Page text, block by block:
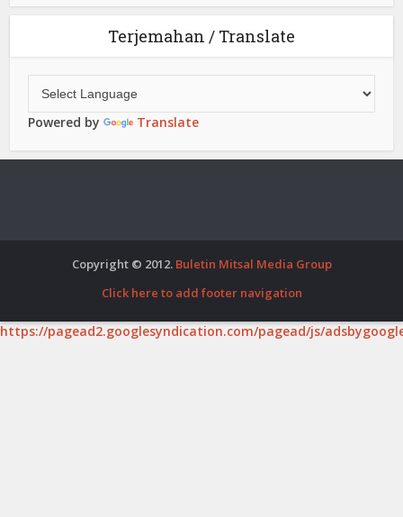
Terjemahan / Translate
Powered by Translate
Copyright © 2012. Buletin Mitsal Media Group
Click here to add footer navigation
https://pagead2.googlesyndication.com/pagead/js/